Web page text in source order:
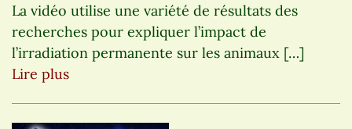
La vidéo utilise une variété de résultats des
recherches pour expliquer l’impact de
l’irradiation permanente sur les animaux […]
Lire plus